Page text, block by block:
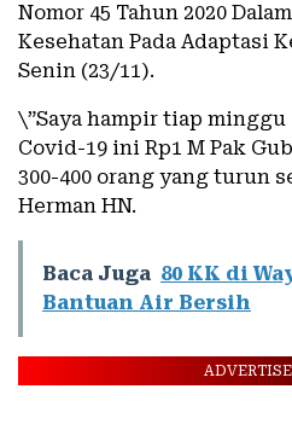
Nomor 45 Tahun 2020
Kesehatan Pada Adaptasi
Senin (23/11).
\”Saya hampir tiap minggu
Covid-19 ini Rp1 M Pak
300-400 orang yang turun
Herman HN.
Baca Juga 80 KK di
Bantuan Air Bersih